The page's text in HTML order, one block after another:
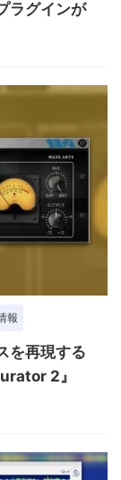
ラグインが
報
を再現する
2』